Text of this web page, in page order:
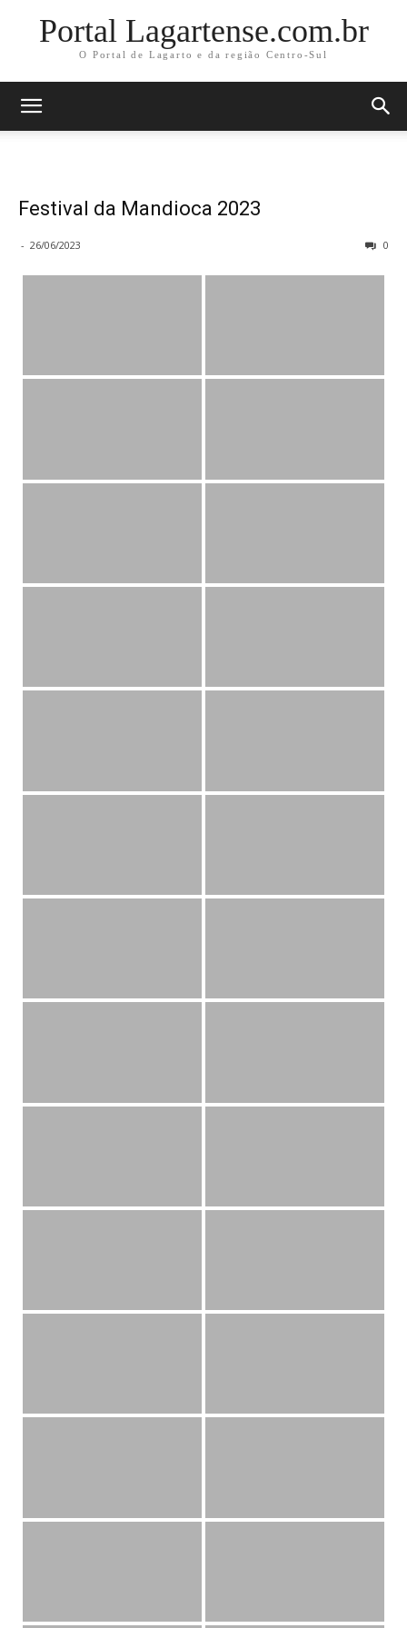
Portal Lagartense.com.br
O Portal de Lagarto e da região Centro-Sul
Festival da Mandioca 2023
- 26/06/2023 0